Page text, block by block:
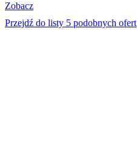
Zobacz
Przejdź do listy 5 podobnych ofert